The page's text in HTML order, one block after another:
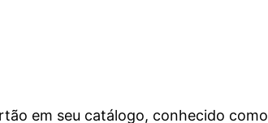
em seu catálogo, conhecido como